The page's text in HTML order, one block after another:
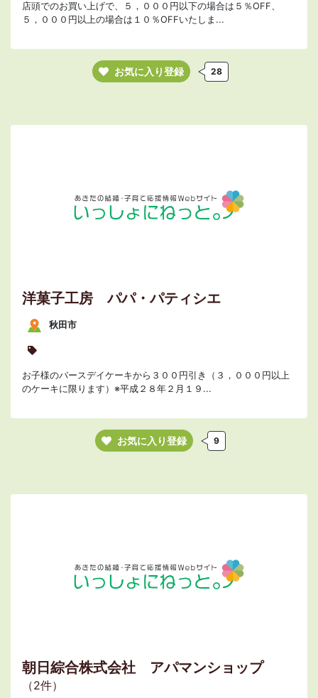
店頭でのお買い上げで、５，０００円以下の場合は５％OFF、
５，０００円以上の場合は１０％OFFいたしま...
お気に入り登録 28
洋菓子工房 パパ・パティシエ
秋田市
お子様のバースデイケーキから３００円引き（３，０００円以上
のケーキに限ります）※平成２８年２月１９...
お気に入り登録 9
朝日綜合株式会社 アパマンショップ
（2件）